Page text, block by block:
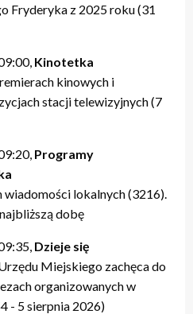
Fryderyka z 2025 roku (31
Kinotetka
kinowych i
stacji telewizyjnych (7
Programy
wiadomości lokalnych (3216).
dobę
Dzieje się
Miejskiego zachęca do
organizowanych w
- 5 sierpnia 2026)